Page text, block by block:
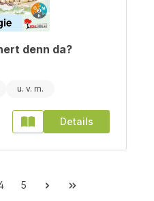
denn da?
Details
5